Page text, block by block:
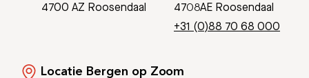
4700 AZ Roosendaal
4708AE Roosendaal
+31 (0)88 70 68 000
Locatie Bergen op Zoom